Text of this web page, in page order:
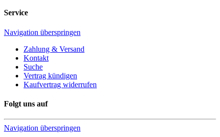
Service
Navigation überspringen
Zahlung & Versand
Kontakt
Suche
Vertrag kündigen
Kaufvertrag widerrufen
Folgt uns auf
Navigation überspringen